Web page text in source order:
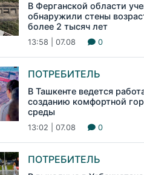
В Ферганской области
обнаружили стены
более 2 тысяч лет
13:58 | 07.08 0
ПОТРЕБИТЕЛЬ
В Ташкенте ведется
созданию комфортной
среды
13:02 | 07.08 0
ПОТРЕБИТЕЛЬ